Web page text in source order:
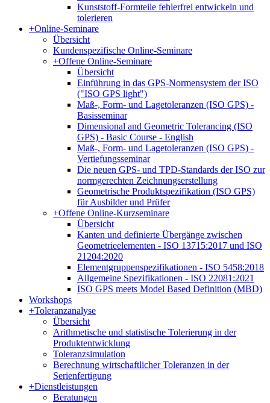
Kunststoff-Formteile fehlerfrei entwickeln und
tolerieren
+Online-Seminare
Übersicht
Kundenspezifische Online-Seminare
+Offene Online-Seminare
Übersicht
Einführung in das GPS-Normensystem der ISO
("ISO GPS light")
Maß-, Form- und Lagetoleranzen (ISO GPS) -
Basisseminar
Dimensional and Geometric Tolerancing (ISO
GPS) - Basic Course - English
Maß-, Form- und Lagetoleranzen (ISO GPS) -
Vertiefungsseminar
Die neuen GPS- und TPD-Standards der ISO zur
normgerechten Zeichnungserstellung
Geometrische Produktspezifikation (ISO GPS)
für Ausbilder und Prüfer
+Offene Online-Kurzseminare
Übersicht
Kanten und definierte Übergänge zwischen
Geometrieelementen - ISO 13715:2017 und ISO
21204:2020
Elementgruppenspezifikationen - ISO 5458:2018
Allgemeine Spezifikationen - ISO 22081:2021
ISO GPS meets Model Based Definition (MBD)
Workshops
+Toleranzanalyse
Übersicht
Arithmetische und statistische Tolerierung in der
Produktentwicklung
Toleranzsimulation
Berechnung wirtschaftlicher Toleranzen in der
Serienfertigung
+Dienstleistungen
Beratungen